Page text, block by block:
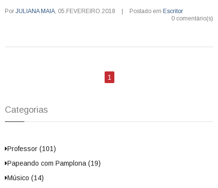
Por JULIANA MAIA, 05.FEVEREIRO.2018 Postado em Escritor
0 comentário(s)
1
Categorias
Professor (101)
Papeando com Pamplona (19)
Músico (14)